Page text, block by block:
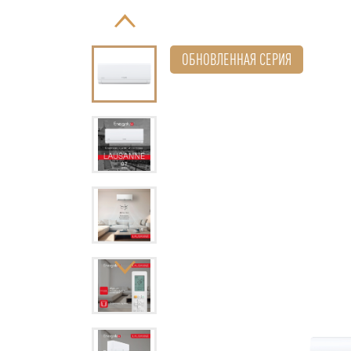
ОБНОВЛЕННАЯ СЕРИЯ